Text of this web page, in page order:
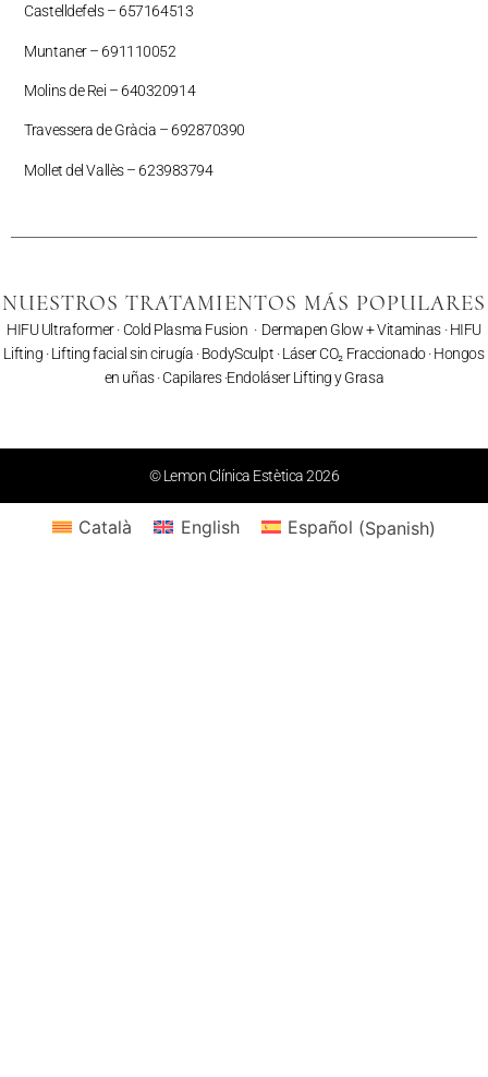
Castelldefels –657164513
Muntaner –691110052
Molins de Rei – 640320914
Travessera de Gràcia – 692870390
Mollet del Vallès –623983794
NUESTROS TRATAMIENTOS MÁS POPULARES
HIFU Ultraformer· Cold Plasma Fusion · Dermapen Glow + Vitaminas ·HIFU
Lifting ·Lifting facial sin cirugía ·BodySculpt ·Láser CO₂ Fraccionado· Hongos
en uñas ·Capilares·Endoláser Lifting y Grasa
© Lemon Clínica Estètica 2026
Català English Español (Spanish)